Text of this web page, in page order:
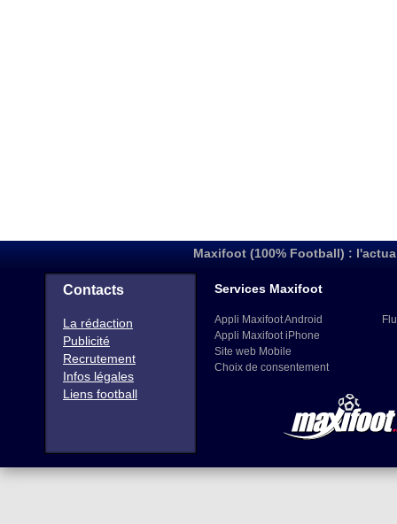
Maxifoot (100% Football) :
Contacts
La rédaction
Publicité
Recrutement
Infos légales
Liens football
Services Maxifoot
Appli Maxifoot Android
Appli Maxifoot iPhone
Site web Mobile
Choix de consentement